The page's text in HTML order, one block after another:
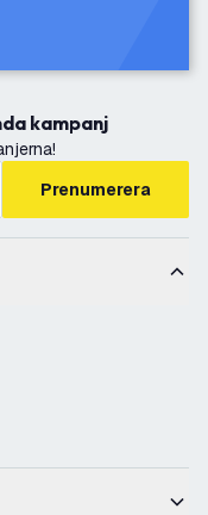
kampanj
Prenumerera